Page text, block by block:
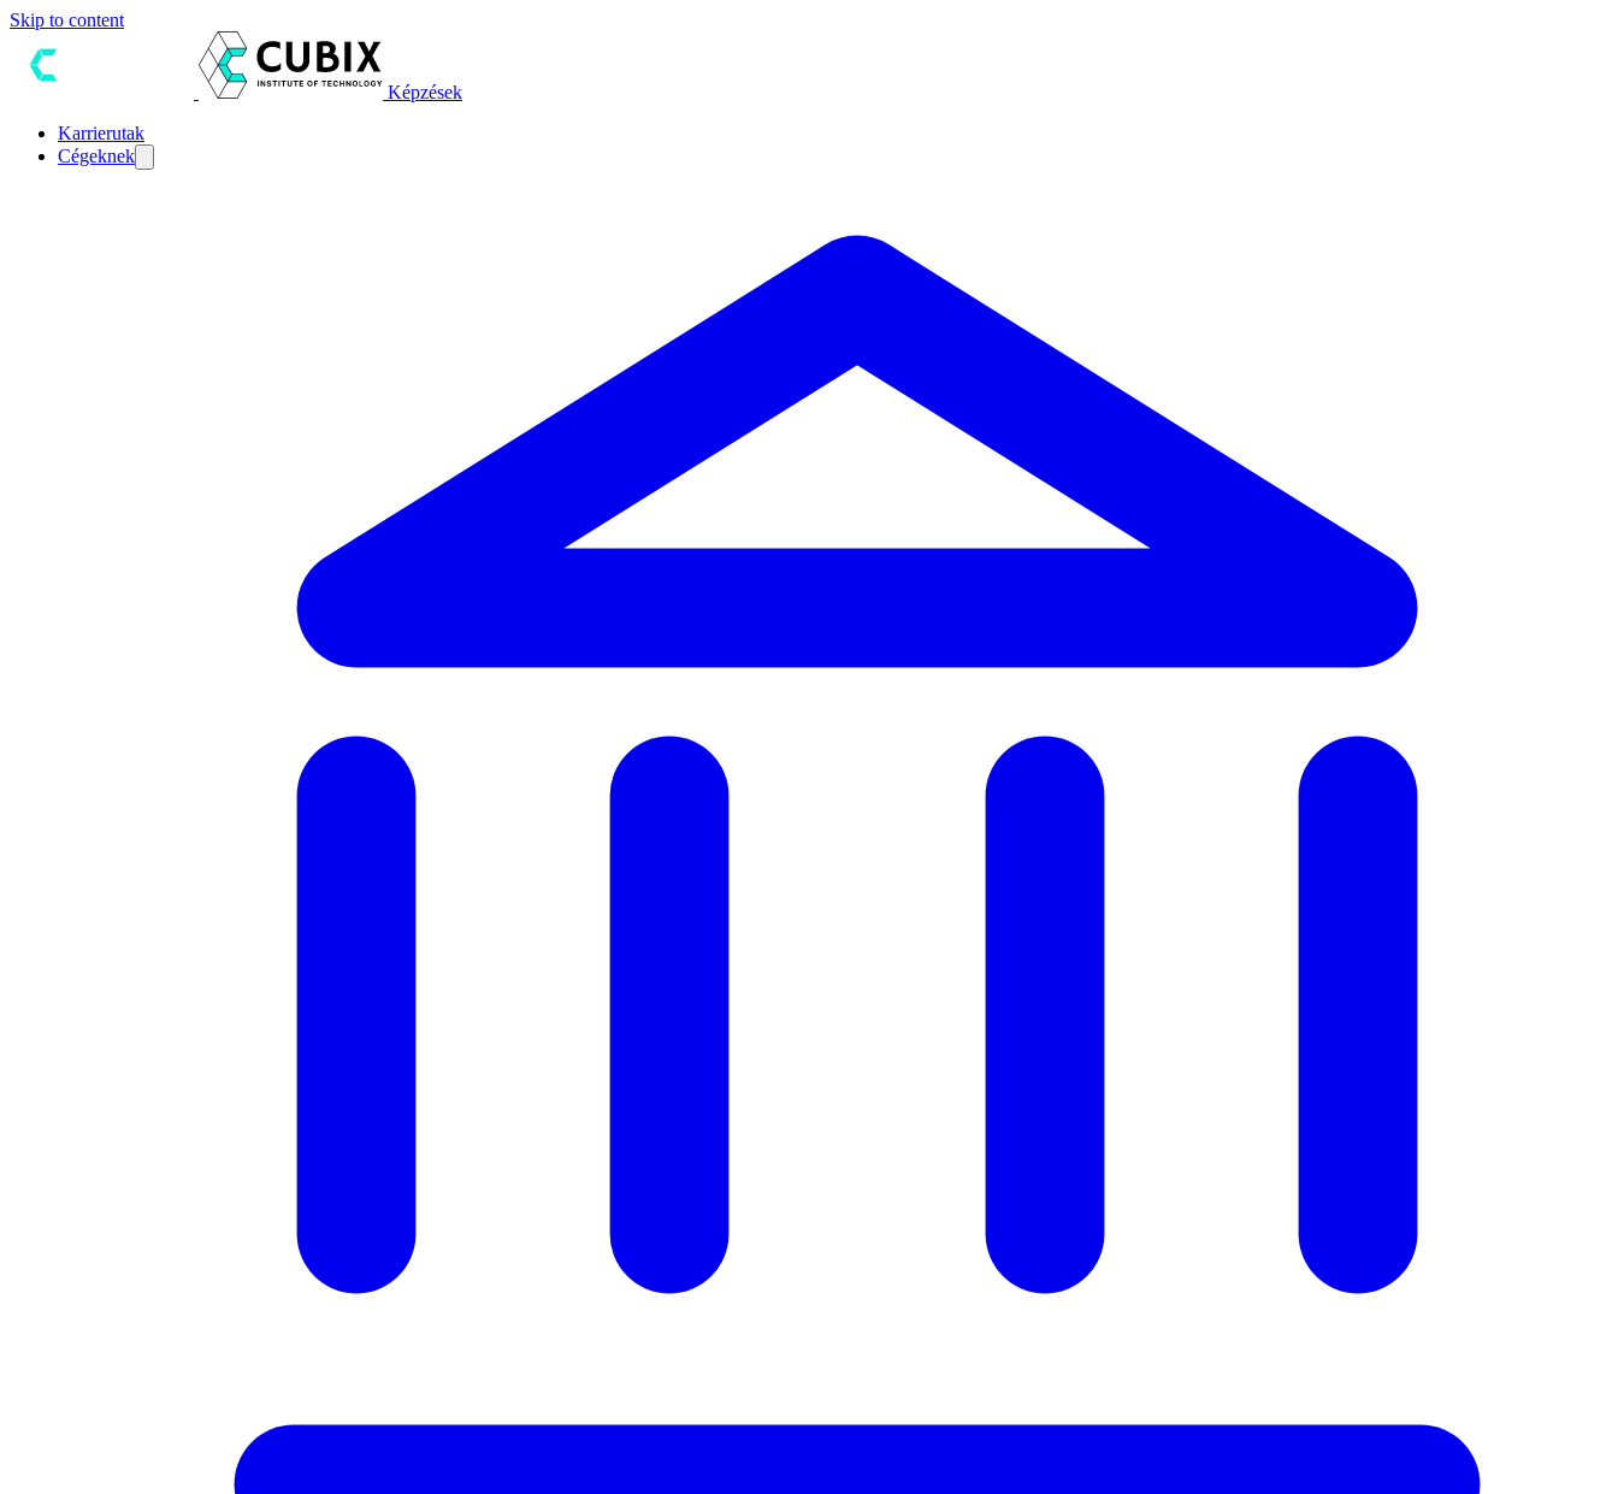
Skip to content
Képzések
Karrierutak
Cégeknek